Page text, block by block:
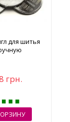
для шитья
грн.